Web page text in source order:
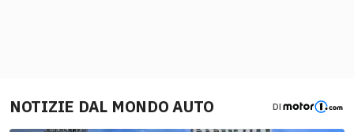
NOTIZIE DAL MONDO AUTO DI